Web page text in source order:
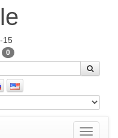
15
0
Toggle